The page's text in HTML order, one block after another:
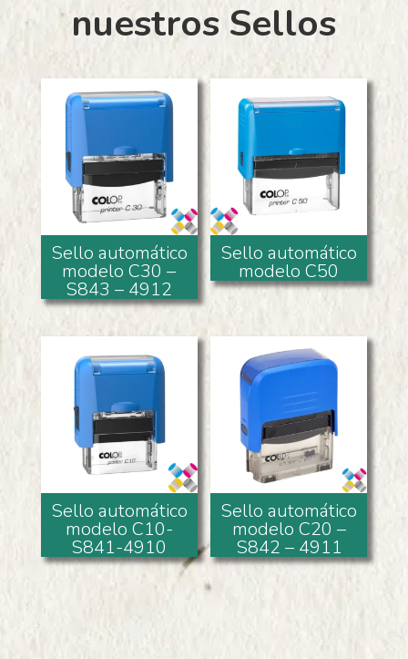
nuestros Sellos
Sello automático
modelo C30 –
S843 – 4912
Sello automático
modelo C50
Sello automático
modelo C10-
S841-4910
Sello automático
modelo C20 –
S842 – 4911